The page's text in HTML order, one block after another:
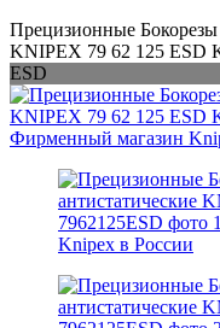
Прецизионные Бокорезы
KNIPEX 79 62 125 ESD
ESD